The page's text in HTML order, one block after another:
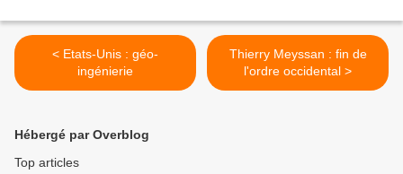
< Etats-Unis : géo-
ingénierie
Thierry Meyssan : fin de
l'ordre occidental >
Hébergé par Overblog
Top articles